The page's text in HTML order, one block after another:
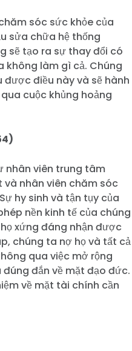
sóc sức khỏe của
sửa chữa hệ thống
sẽ tạo ra sự thay đổi có
không làm gì cả. Chúng
điều này và sẽ hành
cuộc khủng hoảng
nhân viên trung tâm
và nhân viên chăm sóc
hy sinh và tận tụy của
nền kinh tế của chúng
xứng đáng nhận được
chúng ta nợ họ và tất cả
qua việc mở rộng
đắn về mặt đạo đức.
về mặt tài chính cần